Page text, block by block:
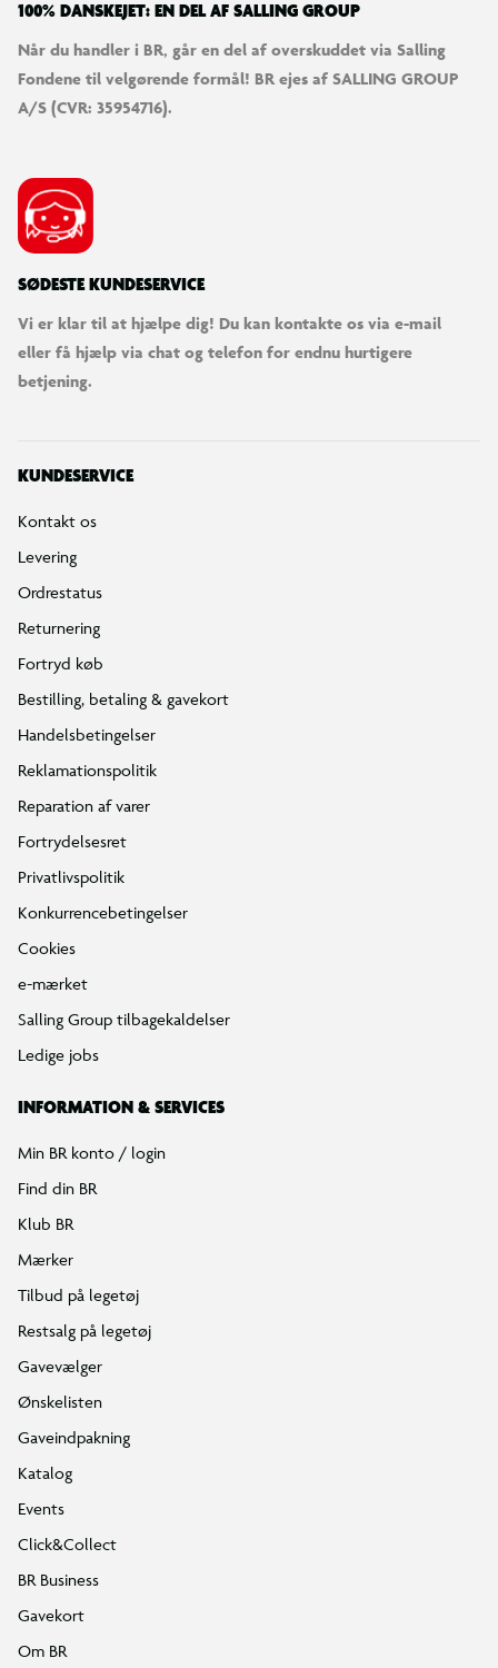
100% DANSKEJET: EN DEL AF SALLING GROUP
Når du handler i BR, går en del af overskuddet via Salling
Fondene til velgørende formål! BR ejes af SALLING GROUP
A/S (CVR: 35954716).
SØDESTE KUNDESERVICE
Vi er klar til at hjælpe dig! Du kan kontakte os via e-mail
eller få hjælp via chat og telefon for endnu hurtigere
betjening.
KUNDESERVICE
Kontakt os
Levering
Ordrestatus
Returnering
Fortryd køb
Bestilling, betaling & gavekort
Handelsbetingelser
Reklamationspolitik
Reparation af varer
Fortrydelsesret
Privatlivspolitik
Konkurrencebetingelser
Cookies
e-mærket
Salling Group tilbagekaldelser
Ledige jobs
INFORMATION & SERVICES
Min BR konto / login
Find din BR
Klub BR
Mærker
Tilbud på legetøj
Restsalg på legetøj
Gavevælger
Ønskelisten
Gaveindpakning
Katalog
Events
Click&Collect
BR Business
Gavekort
Om BR